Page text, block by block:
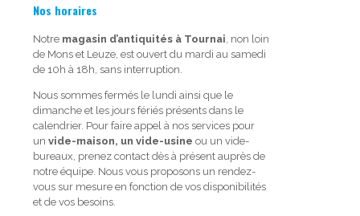
Nos horaires
Notre magasin d’antiquités à Tournai , non loin
de Mons et Leuze, est ouvert du mardi au samedi
de 10h à 18h, sans interruption.
Nous sommes fermés le lundi ainsi que le
dimanche et les jours fériés présents dans le
calendrier. Pour faire appel à nos services pour
un vide-maison, un vide-usine ou un vide-
bureaux, prenez contact dès à présent auprès de
notre équipe. Nous vous proposons un rendez-
vous sur mesure en fonction de vos disponibilités
et de vos besoins.